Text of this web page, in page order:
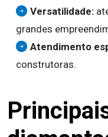
Versatilidade:
grandes
Atendimento
construtoras.